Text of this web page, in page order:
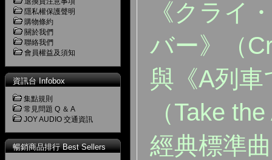
隱私權保護聲明
購物條約
關於我們
聯絡我們
會員權益及須知
資訊台 Infobox
集點規則
常見問題 Q ＆ A
JOY AUDIO 交通資訊
暢銷商品排行 Best Sellers
《クライ
バー》（
與《A列
（Take
經典標準